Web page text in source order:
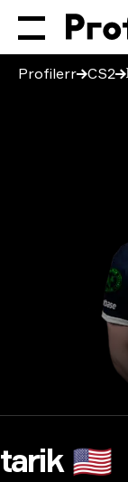
Profilerr CS2
tarik 🇺🇸